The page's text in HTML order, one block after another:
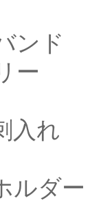
ンド
ー
入れ
ルダー